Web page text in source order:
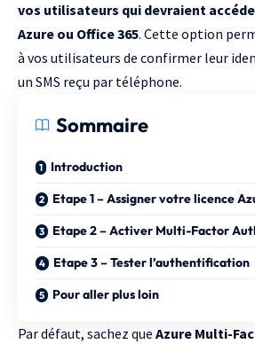
vos utilisateurs qui devraient
Azure ou Office 365. Cette option
à vos utilisateurs de confirmer leur
un SMS reçu par téléphone.
Sommaire
Introduction
Etape 1 – Assigner votre licence
Etape 2 – Activer Multi-Factor
Etape 3 – Tester l’authentification
Pour aller plus loin
Par défaut, sachez que Azure Multi-